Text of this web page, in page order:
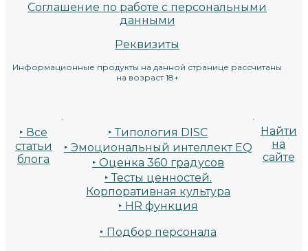
Соглашение по работе с персональными
данными
Реквизиты
Информационные продукты на данной странице рассчитаны
на возраст 18+
‣ Все
статьи
блога
‣ Типология DISC
‣ Эмоциональный интеллект EQ
‣ Оценка 360 градусов
‣ Тесты ценностей.
Корпоративная культура
‣ HR функция
‣ Подбор персонала
Найти
на
сайте